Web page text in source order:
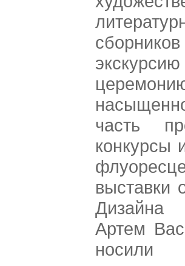
часть
конкурсы
выставки
Артем